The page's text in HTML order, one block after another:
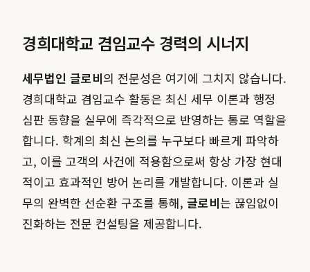
경희대학교 겸임교수 경력의 시너지
세무법인 글로비의 전문성은 여기에 그치지 않습니다.
경희대학교 겸임교수 활동은 최신 세무 이론과 행정
심판 동향을 실무에 즉각적으로 반영하는 통로 역할을
합니다. 학계의 최신 논의를 누구보다 빠르게 파악하
고, 이를 고객의 사건에 적용함으로써 항상 가장 현대
적이고 효과적인 방어 논리를 개발합니다. 이론과 실
무의 완벽한 선순환 구조를 통해, 글로비는 끊임없이
진화하는 전문 컨설팅을 제공합니다.